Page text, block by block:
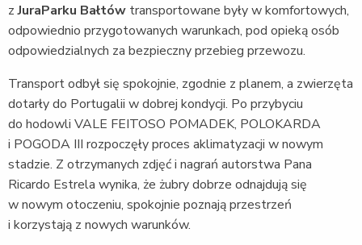
zJuraParku Bałtów transportowane były w komfortowych,
odpowiednio przygotowanych warunkach, pod opieką osób
odpowiedzialnych za bezpieczny przebieg przewozu.
Transport odbył się spokojnie, zgodnie z planem, a zwierzęta
dotarły do Portugalii w dobrej kondycji. Po przybyciu
do hodowli VALE FEITOSO POMADEK, POLOKARDA
i POGODA III rozpoczęły proces aklimatyzacji w nowym
stadzie. Z otrzymanych zdjęć i nagrań autorstwa Pana
Ricardo Estrela wynika, że żubry dobrze odnajdują się
w nowym otoczeniu, spokojnie poznają przestrzeń
i korzystają z nowych warunków.